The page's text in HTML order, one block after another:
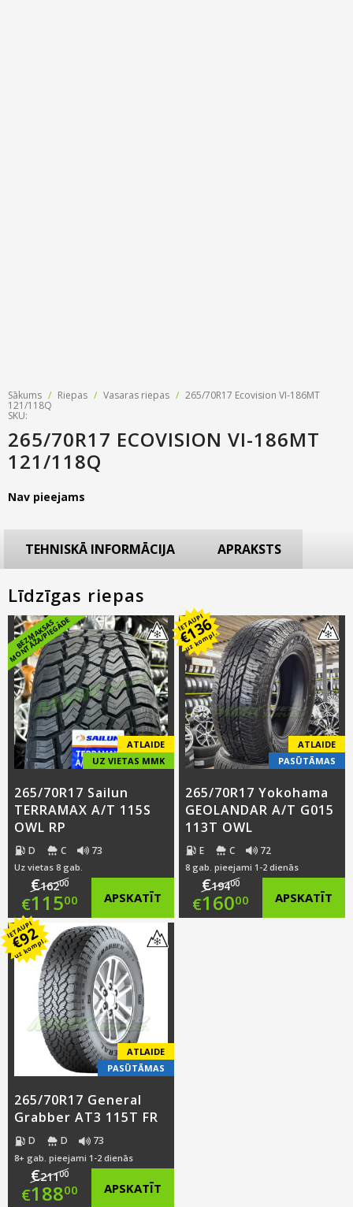
Sākums / Riepas / Vasaras riepas / 265/70R17 Ecovision VI-186MT
121/118Q
SKU:
265/70R17 ECOVISION VI-186MT
121/118Q
Nav pieejams
TEHNISKĀ INFORMĀCIJA APRAKSTS
Līdzīgas riepas
B
E
Z
M
A
K
S
A
S
M
O
N
T
Ā
Ž
A
/
PI
E
G
Ā
D
E
ATLAIDE
UZ VIETAS MMK
265/70R17 Sailun
TERRAMAX A/T 115S
OWL RP
D C 73
Uz vietas 8 gab.
€16200
Original
price
was:
€162.00.
€11500
Current
price
is:
€115.00.
APSKATĪT
IETAUPI
€136
uz kompl.
ATLAIDE
PASŪTĀMAS
265/70R17 Yokohama
GEOLANDAR A/T G015
113T OWL
E C 72
8 gab. pieejami 1-2 dienās
€19400
Original
€16000 APSKATĪT
IETAUPI
€92
uz kompl.
ATLAIDE
PASŪTĀMAS
265/70R17 General
Grabber AT3 115T FR
D D 73
8+ gab. pieejami 1-2 dienās
€21100
Original
€18800 APSKATĪT